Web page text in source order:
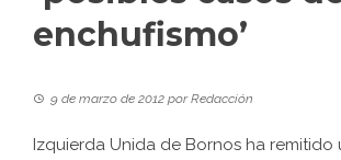
enchufismo’
9 de marzo de 2012 porRedacción
Izquierda Unida de Bornos ha remitido